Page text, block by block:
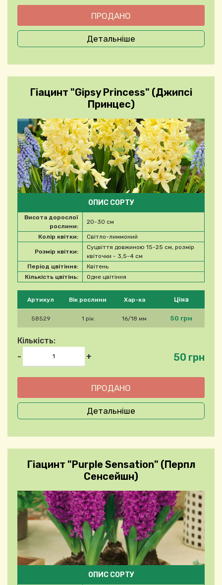
Детальніше
Гіацинт "Gipsy Princess" (Джипсі
Принцес)
Будь ласка, виберіть продукт
Артикул Вік рослини Хар-ка Ціна
58529 1 рік 16/18 мм 50 грн
Кількість:
-
+ 50 грн
ОПИС СОРТУ
Висота дорослої
рослини:
20-30 см
Колір квітки: Світло-лиммоний
Розмір квітки:
Суцвіття довжиною 15-25 см, розмір
квіточки - 3,5-4 см
Період цвітіння:
Квітень
Кількість цвітінь:
Одне цвітіння
Детальніше
Гіацинт "Purple Sensation" (Перпл
Сенсейшн)
ОПИС СОРТУ